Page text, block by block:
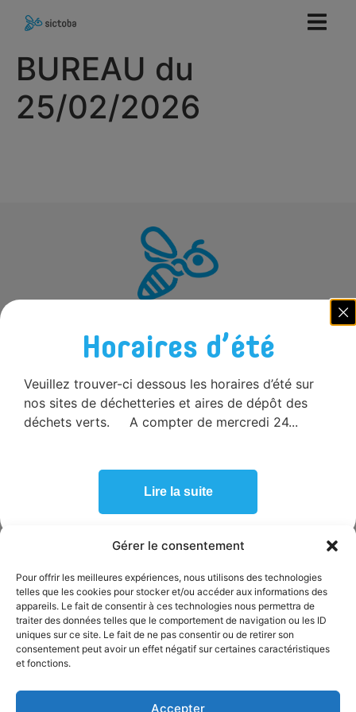
Gérer le consentement
Pour offrir les meilleures expériences, nous utilisons des technologies
telles que les cookies pour stocker et/ou accéder aux informations des
appareils. Le fait de consentir à ces technologies nous permettra de
traiter des données telles que le comportement de navigation ou les ID
uniques sur ce site. Le fait de ne pas consentir ou de retirer son
consentement peut avoir un effet négatif sur certaines caractéristiques
et fonctions.
Accepter
principal
BUREAU du
25/02/2026
SICTOBA
665 route de Berrias,
07460 Beaulieu
04 75 39 06 99
ADMINISTRATIF
de 8h30 à 12h30 et de 14h à 17h
PERMANENCE TÉLÉPHONIQUE
Du lundi au mercredi :
de 8h30 à 12h30 et de 14h à 17h
Horaires d’été
Veuillez trouver-ci dessous les horaires d’été sur
nos sites de déchetteries et aires de dépôt des
déchets verts. A compter de mercredi 24...
Lire la suite